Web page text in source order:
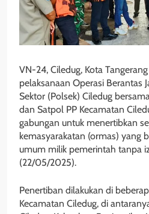
VN-24, Ciledug, Kota
pelaksanaan Operasi Berantas
Sektor (Polsek) Ciledug
dan Satpol PP Kecamatan
gabungan untuk menertibkan
kemasyarakatan (ormas) yang
umum milik pemerintah tanpa
(22/05/2025).
Penertiban dilakukan di
Kecamatan Ciledug, di